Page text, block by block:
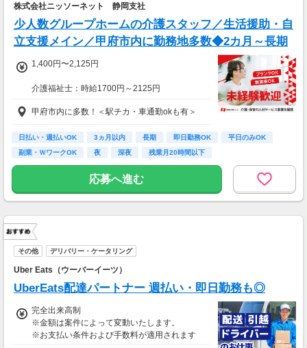
株式会社ニッソーネット 静岡支社
少人数グループホームの介護スタッフ／生活援助・自
立支援メイン／甲府市内に勤務地多数◆2カ月～長期
1,400円〜2,125円
介護福祉士：時給1700円～2125円
初任者以上：時給1500円～1875円
無資格の方：時給1400円～1750円
◆月24万以上
月収：246400円（時給1400円×8h×22日)
甲府市内に多数！＜駅チカ・車通勤okも有＞
日払い・週払いOK 3ヵ月以内 長期 即日勤務OK
平日のみOK
副業・ＷワークOK
夜 深夜 残業月20時間以下
応募へ進む
その他 デリバリー・ケータリング
Uber Eats（ウーバーイーツ）
UberEats配達パートナー 週払い・即日勤務も◎
完全出来高制
※金額は案件によって変動いたします。
※お支払い条件および手数料が適用されます